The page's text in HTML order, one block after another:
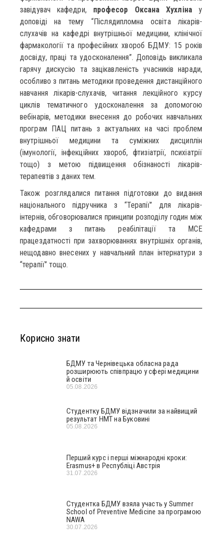
завідувач кафедри, професор Оксана Хухлінау
доповіді на тему “Післядипломна освіта лікарів-
слухачів на кафедрі внутрішньої медицини, клінічної
фармакології та професійних хвороб БДМУ: 15 років
досвіду, праці та удосконалення”. Доповідь викликала
гарячу дискусію та зацікавленість учасників наради,
особливо з питань методики проведення дистанційного
навчання лікарів-слухачів, читання лекційного курсу
циклів тематичного удосконалення за допомогою
вебінарів, методики внесення до робочих навчальних
програм ПАЦ питань з актуальних на часі проблем
внутрішньої медицини та суміжних дисциплін
(імунології, інфекційних хвороб, фтизіатрії, психіатрії
тощо) з метою підвищення обізнаності лікарів-
терапевтів з даних тем.
Також розглядалися питання підготовки до видання
національного підручника з “Терапії” для лікарів-
інтернів, обговорювалися принципи розподілу годин між
кафедрами з питань реабілітації та МСЕ
працездатності при захворюваннях внутрішніх органів,
нещодавно внесених у навчальний план інтернатури з
“терапії” тощо.
Корисно знати
БДМУ та Чернівецька обласна рада
розширюють співпрацю у сфері медицини
й освіти
05.08.2026
Студентку БДМУ відзначили за найвищий
результат НМТ на Буковині
05.08.2026
Перший курс і перші міжнародні кроки:
Erasmus+ в Республіці Австрія
31.07.2026
Студентка БДМУ взяла участь у Summer
School of Preventive Medicine за програмою
NAWA
30.07.2026